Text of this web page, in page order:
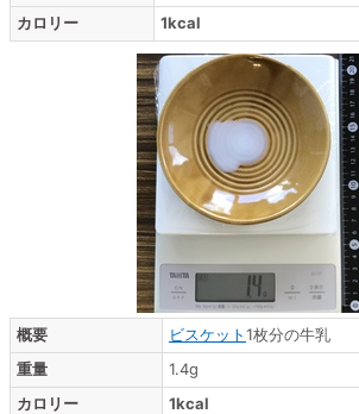
カロリー
1kcal
概要 ビスケット1枚分の牛乳
重量
1.4g
カロリー
1kcal